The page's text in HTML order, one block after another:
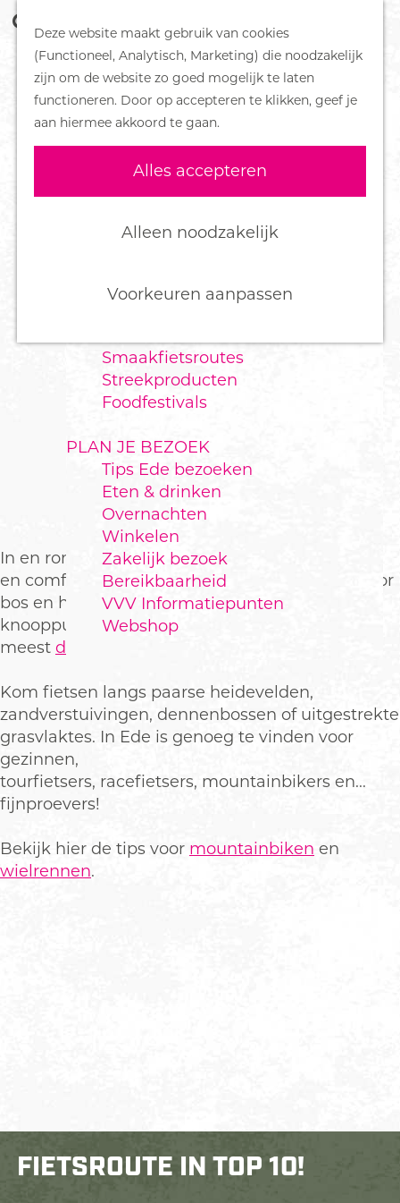
Deze website maakt gebruik van cookies
(Functioneel, Analytisch, Marketing) die noodzakelijk
zijn om de website zo goed mogelijk te laten
functioneren. Door op accepteren te klikken, geef je
aan hiermee akkoord te gaan.
Alles accepteren
Alleen noodzakelijk
Voorkeuren aanpassen
a
o
e
k
e
n
M
e
n
u
DORPEN
Bennekom
De Klomp
Deelen
Ederveen
Harskamp
Hoenderloo
Wekerom
Smaakfietsroutes
Streekproducten
Foodfestivals
PLAN JE BEZOEK
Tips Ede bezoeken
Eten & drinken
Overnachten
Winkelen
Zakelijk bezoek
Bereikbaarheid
VVV Informatiepunten
Webshop
FIETSEN IN EDE
In en rond Ede liggen veel mooie brede, veilige
en comfortabele fietspaden. Deze slingeren door
bos en heide en liggen langs de populaire
knooppuntenroutes. Op de fiets ontdek je de
meest diverse natuurgebieden
Kom fietsen langs paarse heidevelden,
zandverstuivingen, dennenbossen of uitgestrekte
grasvlaktes. In Ede is genoeg te vinden voor
gezinnen,
tourfietsers, racefietsers, mountainbikers en...
fijnproevers!
Bekijk hier de tips voor mountainbiken en
wielrennen.
FIETSROUTE IN TOP 10!